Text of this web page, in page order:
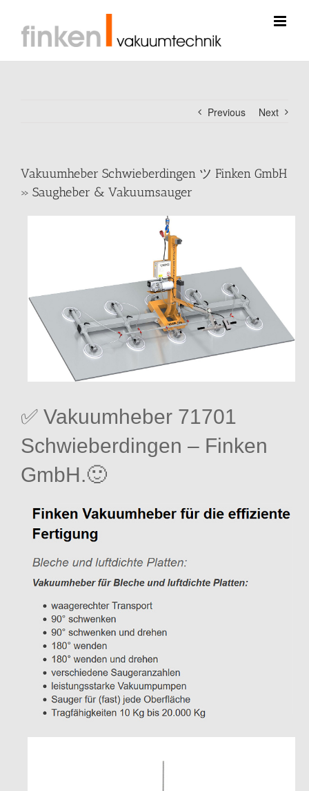
content
Previous Next
Vakuumheber Schwieberdingen ツ Finken GmbH
» Saugheber & Vakuumsauger
✅ Vakuumheber 71701
Schwieberdingen – Finken
GmbH.🙂